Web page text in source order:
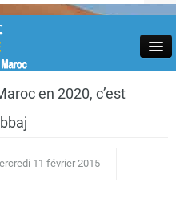
en 2020, c’est
11 février 2015